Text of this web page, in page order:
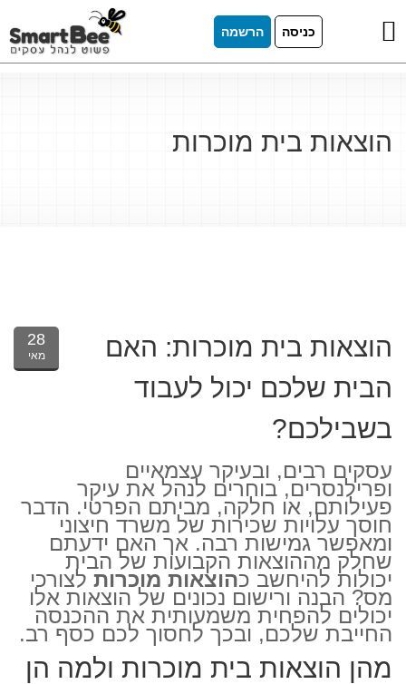
כניסה הרשמה
הוצאות בית מוכרות
28
מאי
הוצאות בית מוכרות: האם
הבית שלכם יכול לעבוד
בשבילכם?
עסקים רבים, ובעיקר עצמאיים
ופרילנסרים, בוחרים לנהל את עיקר
פעילותם, או חלקה, מביתם הפרטי. הדבר
חוסך עלויות שכירות של משרד חיצוני
ומאפשר גמישות רבה. אך האם ידעתם
שחלק מההוצאות הקבועות של הבית
יכולות להיחשב כהוצאות מוכרות לצורכי
מס? הבנה ורישום נכונים של הוצאות אלו
יכולים להפחית משמעותית את ההכנסה
החייבת שלכם, ובכך לחסוך לכם כסף רב.
מהן הוצאות בית מוכרות ולמה הן